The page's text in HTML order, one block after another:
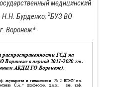
медицинский
Н.Н. Бурденко; 2БУЗ ВО
Воронеж*